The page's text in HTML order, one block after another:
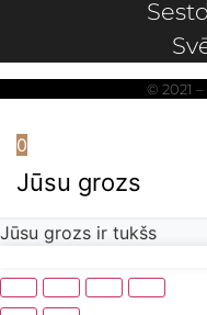
© 2021
0
Jūsu grozs
Jūsu grozs ir tukšs